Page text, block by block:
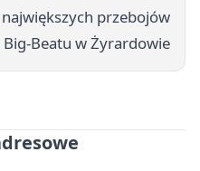
przebojów
Beatu w Żyrardowie